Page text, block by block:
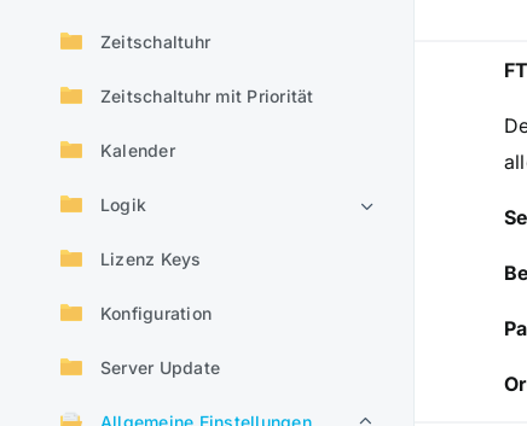
Zeitschaltuhr
Zeitschaltuhr mit Priorität
Kalender
Logik
Lizenz Keys
Konfiguration
Server Update
Allgemeine Einstellungen